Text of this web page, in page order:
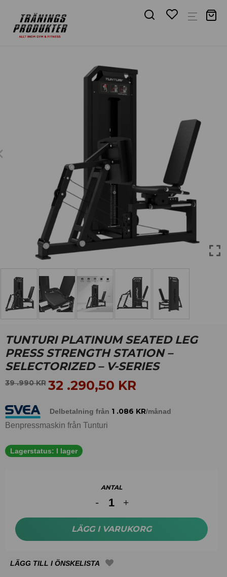
TUNTURI PLATINUM SEATED LEG
PRESS STRENGTH STATION –
SELECTORIZED – V-SERIES
39 .990KR 32 .290,50 KR
Delbetalning från 1 .086 KR/månad
Benpressmaskin från Tunturi
Lagerstatus: I lager
ANTAL
LÄGG I VARUKORG